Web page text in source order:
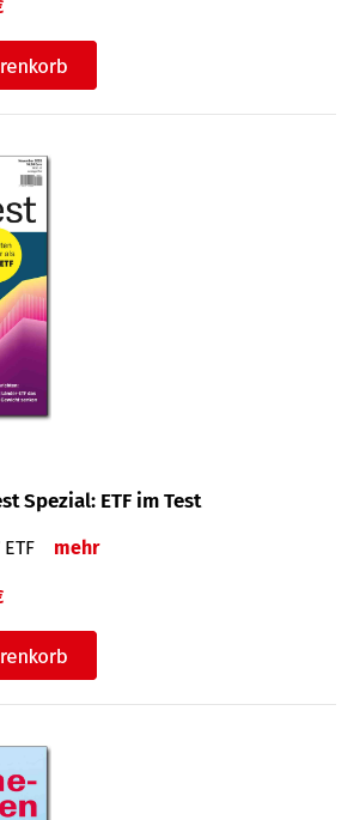
Spezial: ETF im Test
mehr